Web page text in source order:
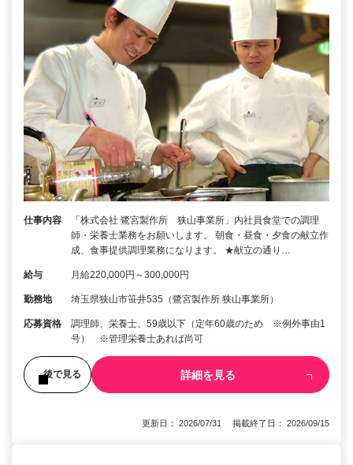
仕事内容
「株式会社 鷺宮製作所 狭山事業所」内社員食堂での調理
師・栄養士業務をお願いします。 朝食・昼食・夕食の献立作
成、食事提供調理業務になります。 ★献立の通り…
給与 月給220,000円～300,000円
勤務地 埼玉県狭山市笹井535（鷺宮製作所 狭山事業所）
応募資格
調理師、栄養士、59歳以下（定年60歳のため ※例外事由1
号） ※管理栄養士あれば尚可
後で見る 詳細を見る
更新日： 2026/07/31 掲載終了日： 2026/09/15